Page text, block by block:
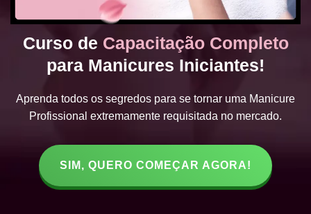
Curso de Capacitação Completo
para Manicures Iniciantes!
Aprenda todos os segredos para se tornar uma Manicure
Profissional extremamente requisitada no mercado.
SIM, QUERO COMEÇAR AGORA!